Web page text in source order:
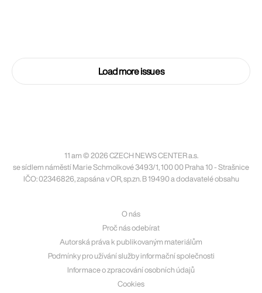
Load more issues
11 am © 2026 CZECH NEWS CENTER a.s.
se sídlem náměstí Marie Schmolkové 3493/1, 100 00 Praha 10 - Strašnice
IČO: 02346826, zapsána v OR, sp.zn. B 19490 a dodavatelé obsahu
O nás
Proč nás odebírat
Autorská práva k publikovaným materiálům
Podmínky pro užívání služby informační společnosti
Informace o zpracování osobních údajů
Cookies